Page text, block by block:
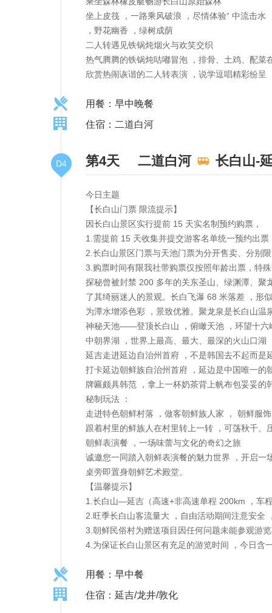
坐上皮筏 ，一路乘风破浪 ，尽情体验“ 中流击
，野花幽香 ，绿树成荫
二人转遇见铁锅炖烟火与欢笑交织
热气腾腾的铁锅炖咕嘟冒泡 ，排骨、土鸡、配
欣赏热闹诙谐的二人转表演 ，说学逗唱精彩纷呈
用餐：早中晚餐
住宿：二道白河
D4 第4天 二道白河 长白山-
今日主题
【长白山门票 限流提示】
因长白山景区实行提前 15 天实名制预约购票，
1.需提前 15 天收集并提交游客名单统一预约出
2.长白山景区门票与天池门票为分开售卖、分别
3.购票时间有限我社带购票仅按照年龄出票，特
探秘曾被封禁 200 多年的关东圣山、绿渊潭、
了其绮丽迷人的景观。长白飞瀑 68 米落差 ，形
为潭水增添色彩 ，景致优雅。聚龙泉是长白山
神秘天池——登顶长白山 ，俯瞰天池 ，环望十六
中朝界湖 ，世界上最高、最大、最深的火山口
延吉走进延边自治州首府 ，不是韩国去不起而是
打卡延边朝鲜族自治州首府 ，延边是中国唯一
牌匾颇具韩范 ，拿上一杯奶茶背上帆布包妥妥
秘制玩法 ：
走进特色朝鲜村落 ，做客朝鲜族人家 ， 朝鲜服
跟着村里的鲜族人在村里转上一转 ，可荡秋千
朝鲜表演餐 ，一场味蕾与文化的奇幻之旅
诚邀您一同踏入朝鲜表演餐的魅力世界 ，开启
桌旁即置身朝鲜艺术殿堂。
【温馨提示】
1.长白山—延吉（高速+非高速单程 200km ，车
2.旺季长白山客流量大 ，自由活动期间注意安
3.朝鲜民俗村为赠送项目因任何问题未能参观游
4.为保证长白山景区有充足的游览时间 ，今日含
用餐：早中餐
住宿：延吉/龙井/敦化